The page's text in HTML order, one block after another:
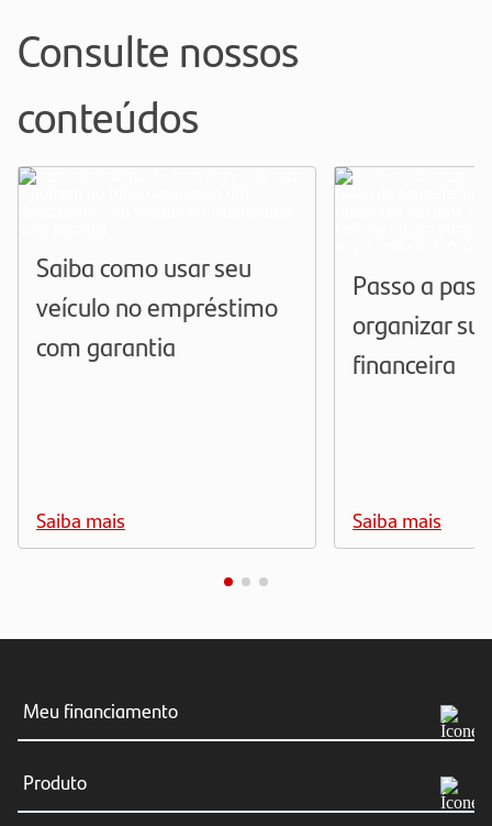
Consulte nossos
conteúdos
Saiba como usar seu
veículo no empréstimo
com garantia
Saiba mais
Passo a
organizar
financeira
Saiba mais
Meu financiamento
Consultar Financiamento
Produto